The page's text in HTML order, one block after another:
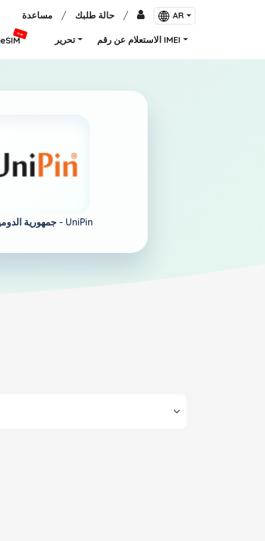
مساعدة / حالة طلبك / AR
eSIM
جديد
تحرير الاستعلام عن رقم IMEI
جمهورية الدومينيكان - UniPin